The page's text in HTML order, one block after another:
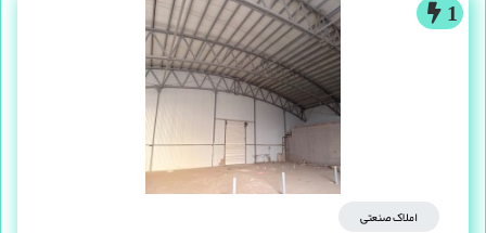
1
املاک صنعتی